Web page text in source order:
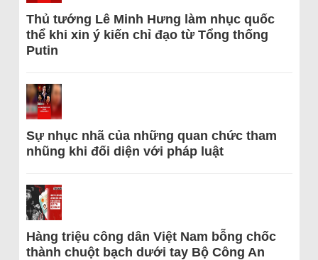
Thủ tướng Lê Minh Hưng làm nhục quốc
thể khi xin ý kiến chỉ đạo từ Tổng thống
Putin
Sự nhục nhã của những quan chức tham
nhũng khi đối diện với pháp luật
Hàng triệu công dân Việt Nam bỗng chốc
thành chuột bạch dưới tay Bộ Công An